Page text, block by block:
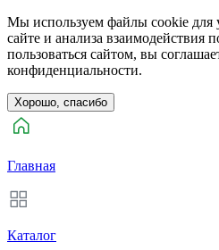
Мы используем файлы cookie для
сайте и анализа взаимодействия
пользоваться сайтом, вы
конфиденциальности.
Хорошо, спасибо
Главная
Каталог